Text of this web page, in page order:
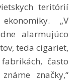
teritórií
„V
alarmujúco
teda cigariet,
často
značky,“